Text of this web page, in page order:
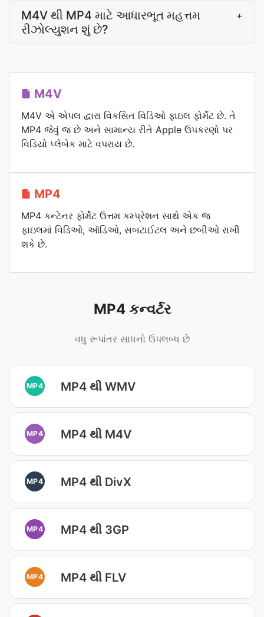
M4V થી MP4 માટે આધારભૂત મહત્તમ
રીઝોલ્યુશન શું છે?
+
M4V
M4V એ એપલ દ્વારા વિકસિત વિડિઓ ફાઇલ ફોર્મેટ છે. તે
MP4 જેવું જ છે અને સામાન્ય રીતે Apple ઉપકરણો પર
વિડિયો પ્લેબેક માટે વપરાય છે.
MP4
MP4 કન્ટેનર ફોર્મેટ ઉત્તમ કમ્પ્રેશન સાથે એક જ
ફાઇલમાં વિડિઓ, ઑડિઓ, સબટાઈટલ અને છબીઓ રાખી
શકે છે.
MP4 કન્વર્ટર
વધુ રૂપાંતર સાધનો ઉપલબ્ધ છે
MP4 MP4 થી WMV
MP4 MP4 થી M4V
MP4 MP4 થી DivX
MP4 MP4 થી 3GP
MP4 MP4 થી FLV